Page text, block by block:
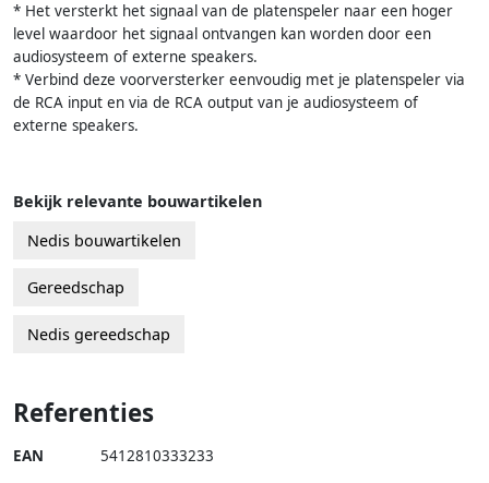
* Het versterkt het signaal van de platenspeler naar een hoger
level waardoor het signaal ontvangen kan worden door een
audiosysteem of externe speakers.
* Verbind deze voorversterker eenvoudig met je platenspeler via
de RCA input en via de RCA output van je audiosysteem of
externe speakers.
Bekijk relevante bouwartikelen
Nedis bouwartikelen
Gereedschap
Nedis gereedschap
Referenties
EAN 5412810333233